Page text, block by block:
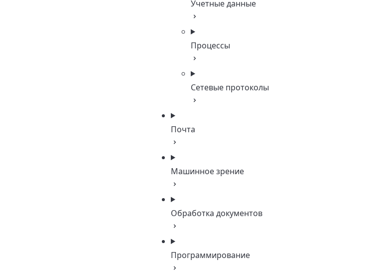
Учетные данные
Процессы
Сетевые протоколы
Почта
Машинное зрение
Обработка документов
Программирование